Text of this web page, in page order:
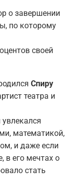
о завершении
по которому
своей
Спиру
театра и
математикой,
и даже если
в его мечтах о
стать